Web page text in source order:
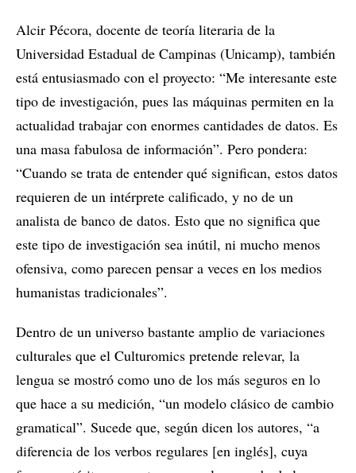
Alcir Pécora, docente de teoría literaria de la
Universidad Estadual de Campinas (Unicamp), también
está entusiasmado con el proyecto: “Me interesante este
tipo de investigación, pues las máquinas permiten en la
actualidad trabajar con enormes cantidades de datos. Es
una masa fabulosa de información”. Pero pondera:
“Cuando se trata de entender qué significan, estos datos
requieren de un intérprete calificado, y no de un
analista de banco de datos. Esto que no significa que
este tipo de investigación sea inútil, ni mucho menos
ofensiva, como parecen pensar a veces en los medios
humanistas tradicionales”.
Dentro de un universo bastante amplio de variaciones
culturales que el Culturomics pretende relevar, la
lengua se mostró como uno de los más seguros en lo
que hace a su medición, “un modelo clásico de cambio
gramatical”. Sucede que, según dicen los autores, “a
diferencia de los verbos regulares [en inglés], cuya